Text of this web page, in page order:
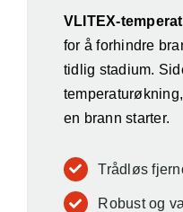
VLITEX-
for å forhindre
tidlig stadium.
en brann starter.
Trådløs
Robust og